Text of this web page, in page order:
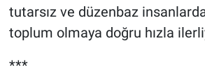
tutarsız ve düzenbaz
toplum olmaya doğru hızla
***